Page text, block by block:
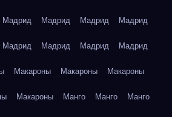
Мадрид Мадрид Мадрид Мадрид
Мадрид Мадрид Мадрид Мадрид
Макароны Макароны Макароны
Макароны Манго Манго Манго